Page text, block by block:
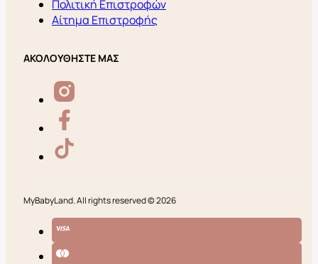
Πολιτική Επιστροφών
Αίτημα Επιστροφής
ΑΚΟΛΟΥΘΗΣΤΕ ΜΑΣ
MyBabyLand. All rights reserved © 2026